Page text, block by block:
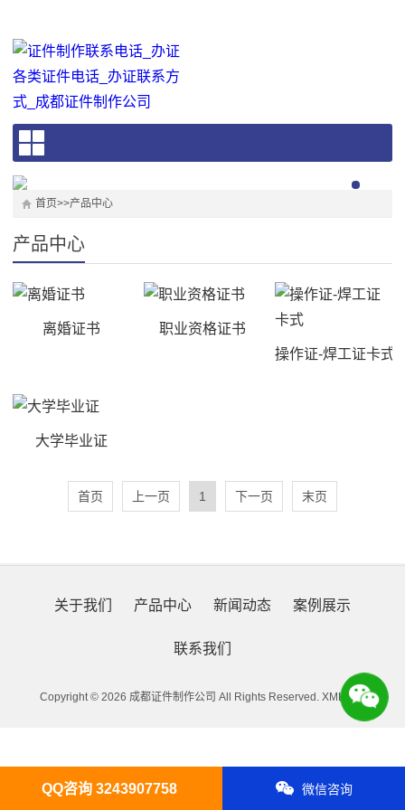
首页>>产品中心
产品中心
离婚证书
职业资格证书
操作证-焊工证卡式
大学毕业证
首页 上一页 1 下一页 末页
关于我们 产品中心 新闻动态 案例展示
联系我们
Copyright © 2026 成都证件制作公司 All Rights Reserved. XML地图
QQ咨询 3243907758 微信咨询